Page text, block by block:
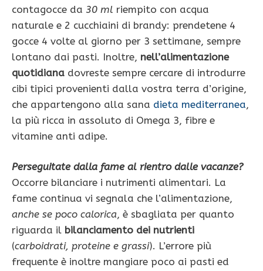
contagocce da 30 ml riempito con acqua
naturale e 2 cucchiaini di brandy: prendetene 4
gocce 4 volte al giorno per 3 settimane, sempre
lontano dai pasti. Inoltre, nell’alimentazione
quo­tidiana dovreste sempre cercare di introdurre
ci­bi tipici provenienti dalla vostra terra d’origine,
che appartengono alla sana dieta mediterranea,
la più ricca in assoluto di Omega 3, fibre e
vitamine anti adipe.
Perseguitate dalla fame al rientro dalle vacanze?
Occorre bilanciare i nutrimenti alimentari. La
fame continua vi segnala che l’alimentazione,
anche se poco calorica, è sbagliata per quanto
riguarda il bilanciamento dei nutrienti
(carboidrati, proteine e grassi). L’errore più
frequente è inoltre mangiare poco ai pasti ed